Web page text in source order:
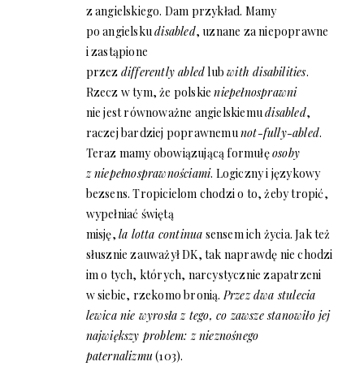
z angielskiego. Dam przykład. Mamy
po angielskudisabled, uznane za niepoprawne
i zastąpione
przez differently abledlubwith disabilities.
Rzecz w tym, że polskieniepełnosprawni
nie jest równoważne angielskiemudisabled,
raczej bardziej poprawnemunot-fully-abled.
Teraz mamy obowiązującą formułęosoby
z niepełnosprawnościami. Logiczny i językowy
bezsens. Tropicielom chodzi o to, żeby tropić,
wypełniać świętą
misję, la lotta continua sensem ich życia. Jak też
słusznie zauważył DK, tak naprawdę nie chodzi
im o tych, których, narcystycznie zapatrzeni
w siebie, rzekomo bronią.Przez dwa stulecia
lewica nie wyrosła z tego, co zawsze stanowiło jej
największy problem: z nieznośnego
paternalizmu(103).